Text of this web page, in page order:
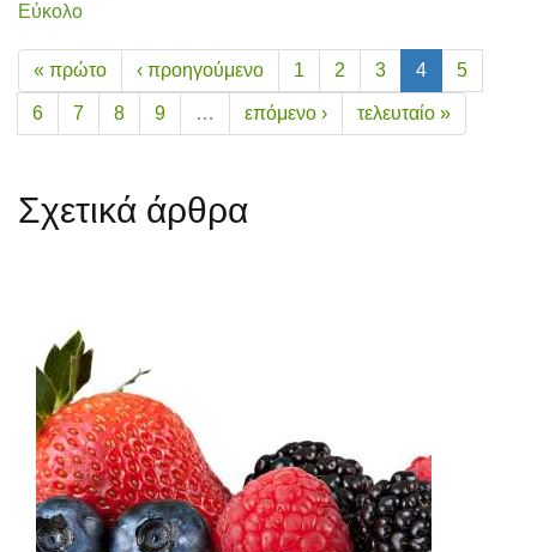
Εύκολο
« πρώτο ‹ προηγούμενο 1 2 3 4 5
6 7 8 9 … επόμενο › τελευταίο »
Σχετικά άρθρα